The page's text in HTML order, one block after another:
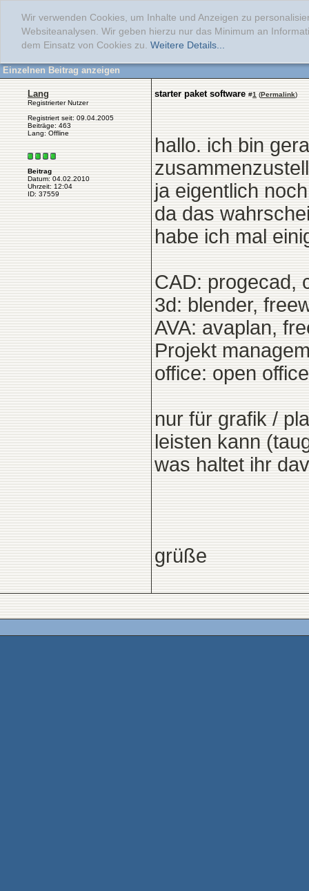
Wir verwenden Cookies, um Inhalte und Anzeigen zu
Websiteanalysen. Wir geben hierzu nur das Minimum an
dem Einsatz von Cookies zu. Weitere Details...
Einzelnen Beitrag anzeigen
Lang
Registrierter Nutzer
Registriert seit: 09.04.2005
Beiträge: 463
Lang: Offline
Beitrag
Datum: 04.02.2010
Uhrzeit: 12:04
ID: 37559
starter paket software #1 (Permalink)
hallo. ich bin
ja eigentlich
da das
habe ich mal
CAD: progecad,
3d: blender,
AVA: avaplan,
Projekt
office: open office
nur für grafik /
leisten kann
was haltet ihr
grüße